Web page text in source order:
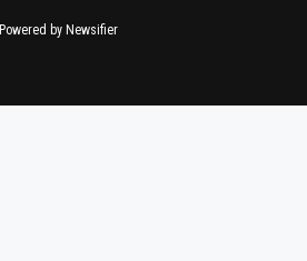
Powered by Newsifier